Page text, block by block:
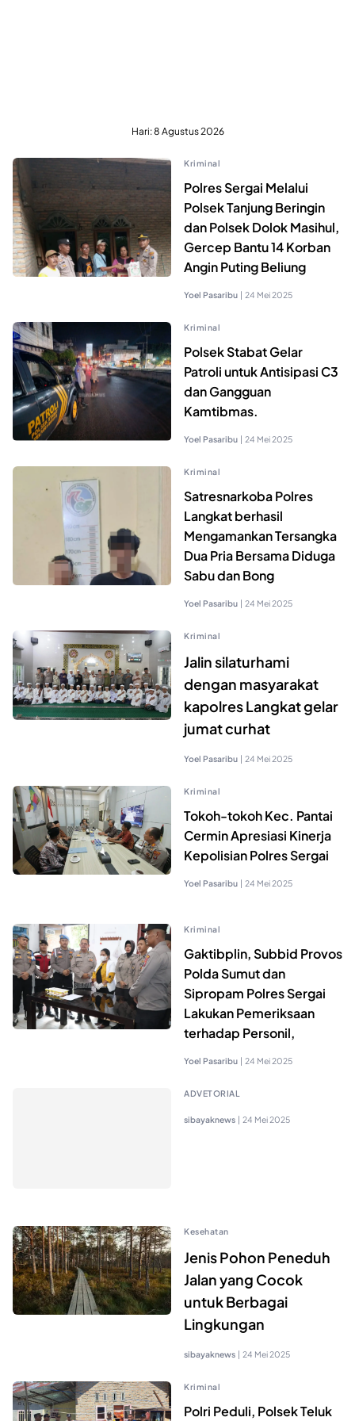
Hari:8 Agustus 2026
Kriminal
Polres Sergai Melalui
Polsek Tanjung Beringin
dan Polsek Dolok Masihul,
Gercep Bantu 14 Korban
Angin Puting Beliung
Yoel Pasaribu | 24 Mei 2025
Kriminal
Polsek Stabat Gelar
Patroli untuk Antisipasi C3
dan Gangguan
Kamtibmas.
Yoel Pasaribu | 24 Mei 2025
Kriminal
Satresnarkoba Polres
Langkat berhasil
Mengamankan Tersangka
Dua Pria Bersama Diduga
Sabu dan Bong
Yoel Pasaribu | 24 Mei 2025
Kriminal
Jalin silaturhami
dengan masyarakat
kapolres Langkat gelar
jumat curhat
Yoel Pasaribu | 24 Mei 2025
Kriminal
Tokoh-tokoh Kec. Pantai
Cermin Apresiasi Kinerja
Kepolisian Polres Sergai
Yoel Pasaribu | 24 Mei 2025
Kriminal
Gaktibplin, Subbid Provos
Polda Sumut dan
Sipropam Polres Sergai
Lakukan Pemeriksaan
terhadap Personil,
Yoel Pasaribu | 24 Mei 2025
ADVETORIAL
sibayaknews | 24 Mei 2025
Kesehatan
Jenis Pohon Peneduh
Jalan yang Cocok
untuk Berbagai
Lingkungan
sibayaknews | 24 Mei 2025
Kriminal
Polri Peduli, Polsek Teluk